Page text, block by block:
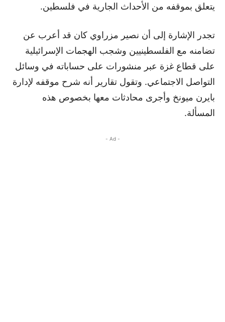
يتعلق بموقفه من الأحداث الجارية في فلسطين.
تجدر الإشارة إلى أن نصير مزراوي كان قد أعرب عن
تضامنه مع الفلسطينيين وشجب الهجمات الإسرائيلية
على قطاع غزة عبر منشورات على حساباته في وسائل
التواصل الاجتماعي. وتقول تقارير أنه شرح موقفه لإدارة
بايرن ميونخ وأجرى محادثات معها بخصوص هذه
المسألة.
- Ad -